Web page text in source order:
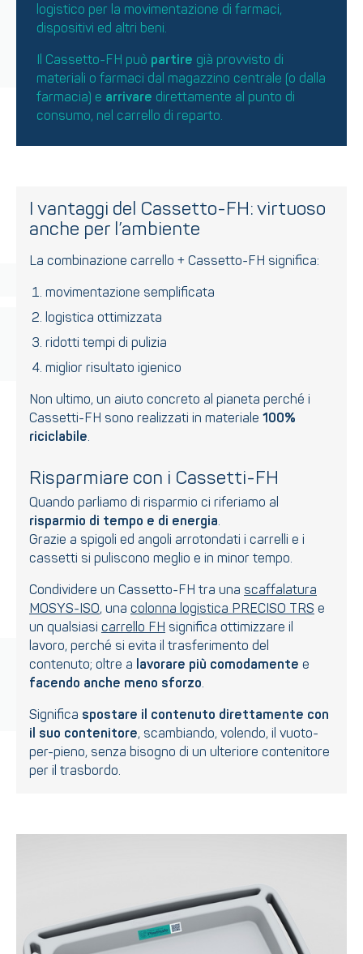
logistico per la movimentazione di farmaci,
dispositivi ed altri beni.
Il Cassetto-FH può partire già provvisto di
materiali o farmaci dal magazzino centrale (o dalla
farmacia) e arrivare direttamente al punto di
consumo, nel carrello di reparto.
I vantaggi del Cassetto-FH: virtuoso
anche per l’ambiente
La combinazione carrello + Cassetto-FH significa:
movimentazione semplificata
logistica ottimizzata
ridotti tempi di pulizia
miglior risultato igienico
Non ultimo, un aiuto concreto al pianeta perché i
Cassetti-FH sono realizzati in materiale 100%
riciclabile.
Risparmiare con i Cassetti-FH
Quando parliamo di risparmio ci riferiamo al
risparmio di tempo e di energia.
Grazie a spigoli ed angoli arrotondati i carrelli e i
cassetti si puliscono meglio e in minor tempo.
Condividere un Cassetto-FH tra una scaffalatura
MOSYS-ISO, una colonna logistica PRECISO TRS e
un qualsiasi carrello FH significa ottimizzare il
lavoro, perché si evita il trasferimento del
contenuto; oltre a lavorare più comodamente e
facendo anche meno sforzo.
Significa spostare il contenuto direttamente con
il suo contenitore, scambiando, volendo, il vuoto-
per-pieno, senza bisogno di un ulteriore contenitore
per il trasbordo.